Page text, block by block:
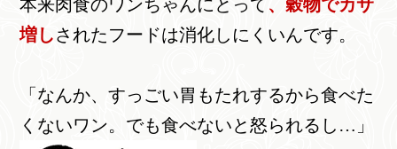
本来肉食のワンちゃんにとって、穀物でカサ
増しされたフードは消化しにくいんです。
「なんか、すっごい胃もたれするから食べた
くないワン。でも食べないと怒られるし…」